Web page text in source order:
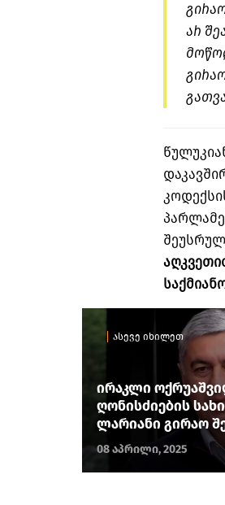
არ
ასევე იხილეთ
ირაკლი
ღონისძიების სახით 20
ლარიანი
08 აპრილი, 2025